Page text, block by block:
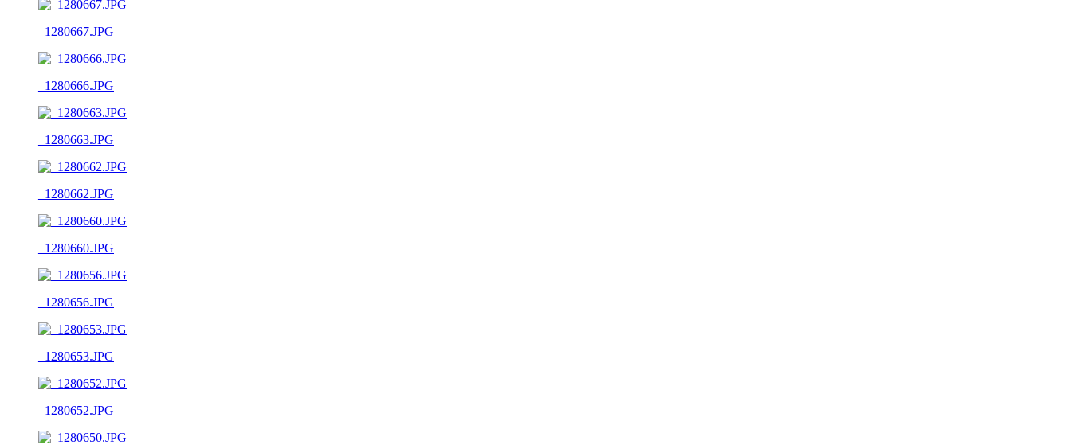
_1280667.JPG
_1280666.JPG
_1280663.JPG
_1280662.JPG
_1280660.JPG
_1280656.JPG
_1280653.JPG
_1280652.JPG